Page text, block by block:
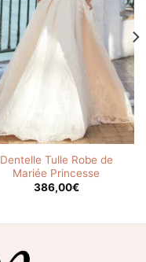
Dentelle Tulle Robe de
Mariée Princesse
386,00€